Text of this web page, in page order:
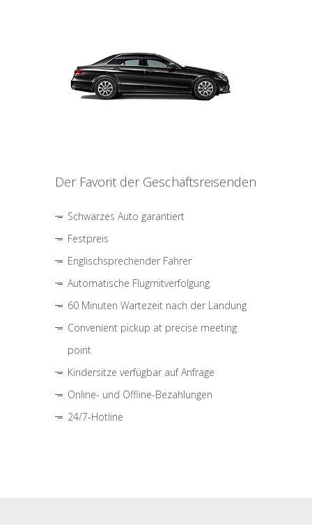
Der Favorit der Geschäftsreisenden
Schwarzes Auto garantiert
Festpreis
Englischsprechender Fahrer
Automatische Flugmitverfolgung
60 Minuten Wartezeit nach der Landung
Convenient pickup at precise meeting
point
Kindersitze verfügbar auf Anfrage
Online- und Offline-Bezahlungen
24/7-Hotline